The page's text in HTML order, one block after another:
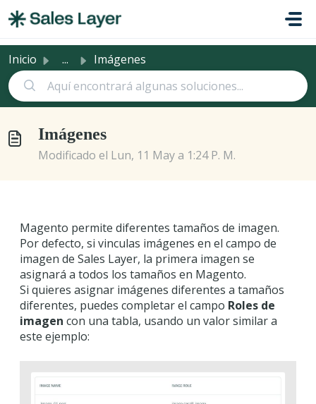
Inicio ... Imágenes
Imágenes
Modificado el Lun, 11 May a 1:24 P. M.
Magento permite diferentes tamaños de imagen.
Por defecto, si vinculas imágenes en el campo de
imagen de Sales Layer, la primera imagen se
asignará a todos los tamaños en Magento.
Si quieres asignar imágenes diferentes a tamaños
diferentes, puedes completar el campo Roles de
imagen con una tabla, usando un valor similar a
este ejemplo: